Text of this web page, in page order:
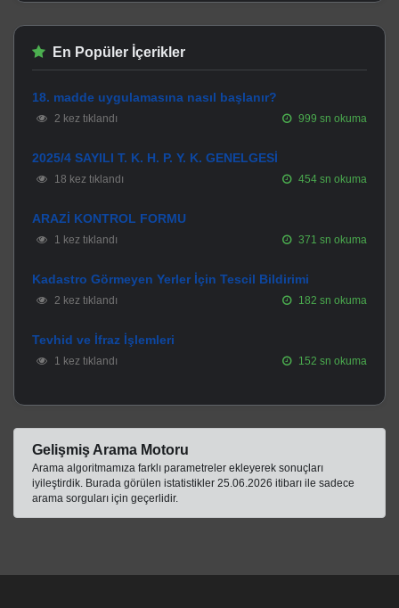
En Popüler İçerikler
18. madde uygulamasına nasıl başlanır?
2 kez tıklandı 999 sn okuma
2025/4 SAYILI T. K. H. P. Y. K. GENELGESİ
18 kez tıklandı 454 sn okuma
ARAZİ KONTROL FORMU
1 kez tıklandı 371 sn okuma
Kadastro Görmeyen Yerler İçin Tescil Bildirimi
2 kez tıklandı 182 sn okuma
Tevhid ve İfraz İşlemleri
1 kez tıklandı 152 sn okuma
Gelişmiş Arama Motoru
Arama algoritmamıza farklı parametreler ekleyerek sonuçları
iyileştirdik. Burada görülen istatistikler 25.06.2026 itibarı ile sadece
arama sorguları için geçerlidir.